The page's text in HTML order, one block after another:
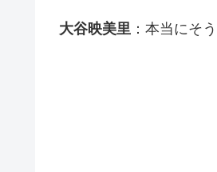
大谷映美里 ：本当にそ